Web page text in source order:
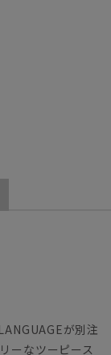
が別注
ーなツーピース